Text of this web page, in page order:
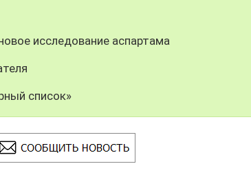
исследование аспартама
список»